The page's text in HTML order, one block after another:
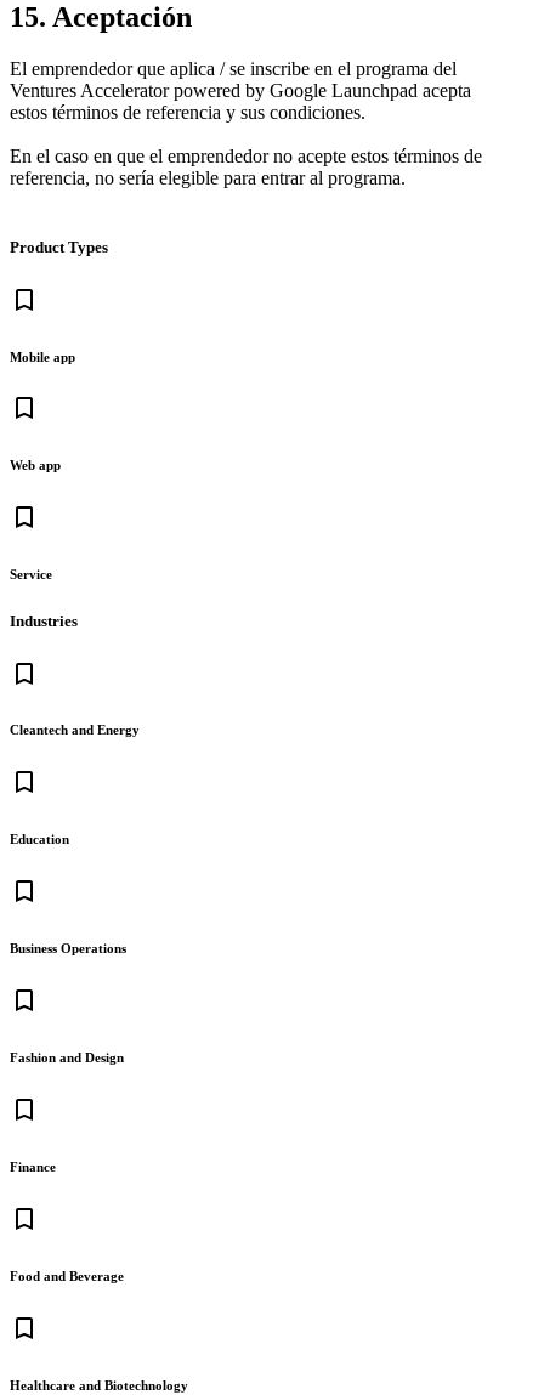
15. Aceptación
El emprendedor que aplica / se inscribe en el programa del
Ventures Accelerator powered by Google Launchpad acepta
estos términos de referencia y sus condiciones.
En el caso en que el emprendedor no acepte estos términos de
referencia, no sería elegible para entrar al programa.
Product Types
bookmark_border
Mobile app
bookmark_border
Web app
bookmark_border
Service
Industries
bookmark_border
Cleantech and Energy
bookmark_border
Education
bookmark_border
Business Operations
bookmark_border
Fashion and Design
bookmark_border
Finance
bookmark_border
Food and Beverage
bookmark_border
Healthcare and Biotechnology